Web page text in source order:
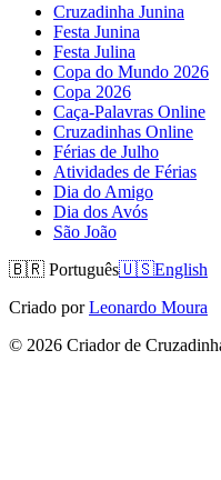
Cruzadinha Junina
Festa Junina
Festa Julina
Copa do Mundo 2026
Copa 2026
Caça-Palavras Online
Cruzadinhas Online
Férias de Julho
Atividades de Férias
Dia do Amigo
Dia dos Avós
São João
🇧🇷 Português🇺🇸English
Criado por Leonardo Moura
© 2026 Criador de